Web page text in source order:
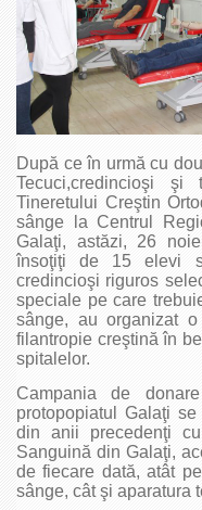
După ce în urmă cu
Tecuci,credincioşi
Tineretului Creştin
sânge la Centrul
Galaţi, astăzi, 26
însoţiţi de 15 elevi
credincioşi riguros
speciale pe care
sânge, au organizat
filantropie creştină în
spitalelor.
Campania de
protopopiatul Galaţi
din anii precedenţi
Sanguină din Galaţi,
de fiecare dată, atât
sânge, cât şi aparatura